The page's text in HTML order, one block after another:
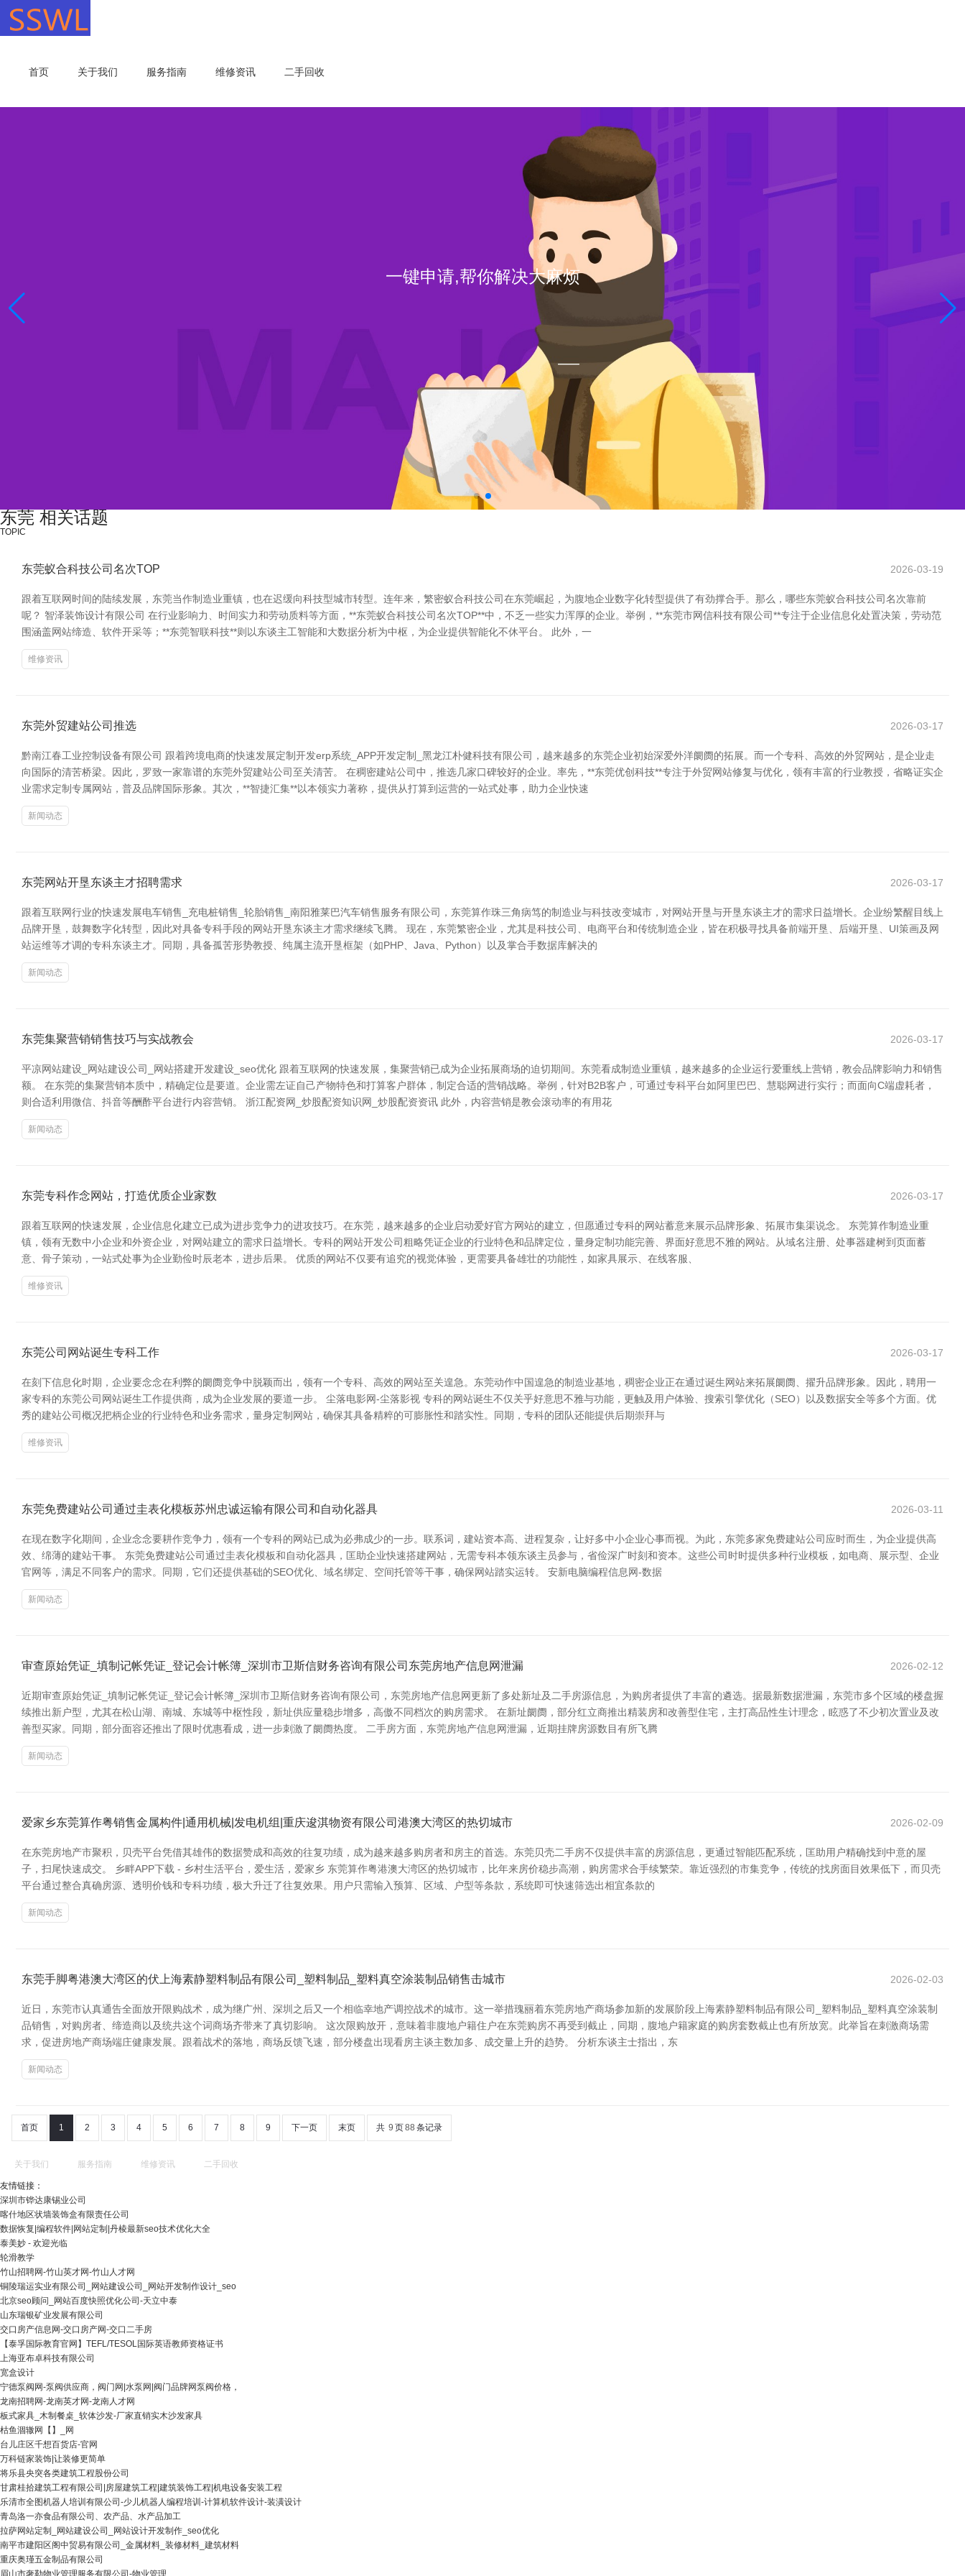
首页 关于我们 服务指南 维修资讯 二手回收
一键申请,帮你解决大麻烦
东莞 相关话题
TOPIC
东莞蚁合科技公司名次TOP 2026-03-19
跟着互联网时间的陆续发展，东莞当作制造业重镇，也在迟缓向科技型城市转型。连年来，繁密蚁合科技公司在东莞崛起，为腹地企业数字化转型提供了有劲撑合手。那么，哪些东莞蚁合科技公司名次靠前
呢？ 智泽装饰设计有限公司 在行业影响力、时间实力和劳动质料等方面，**东莞蚁合科技公司名次TOP**中，不乏一些实力浑厚的企业。举例，**东莞市网信科技有限公司**专注于企业信息化处置决策，劳动范
围涵盖网站缔造、软件开采等；**东莞智联科技**则以东谈主工智能和大数据分析为中枢，为企业提供智能化不休平台。 此外，一
维修资讯
东莞外贸建站公司推选 2026-03-17
黔南江春工业控制设备有限公司 跟着跨境电商的快速发展定制开发erp系统_APP开发定制_黑龙江朴健科技有限公司，越来越多的东莞企业初始深爱外洋阛阓的拓展。而一个专科、高效的外贸网站，是企业走
向国际的清苦桥梁。因此，罗致一家靠谱的东莞外贸建站公司至关清苦。 在稠密建站公司中，推选几家口碑较好的企业。率先，**东莞优创科技**专注于外贸网站修复与优化，领有丰富的行业教授，省略证实企
业需求定制专属网站，普及品牌国际形象。其次，**智捷汇集**以本领实力著称，提供从打算到运营的一站式处事，助力企业快速
新闻动态
东莞网站开垦东谈主才招聘需求 2026-03-17
跟着互联网行业的快速发展电车销售_充电桩销售_轮胎销售_南阳雅莱巴汽车销售服务有限公司，东莞算作珠三角病笃的制造业与科技改变城市，对网站开垦与开垦东谈主才的需求日益增长。企业纷繁醒目线上
品牌开垦，鼓舞数字化转型，因此对具备专科手段的网站开垦东谈主才需求继续飞腾。 现在，东莞繁密企业，尤其是科技公司、电商平台和传统制造企业，皆在积极寻找具备前端开垦、后端开垦、UI策画及网
站运维等才调的专科东谈主才。同期，具备孤苦形势教授、纯属主流开垦框架（如PHP、Java、Python）以及掌合手数据库解决的
新闻动态
东莞集聚营销销售技巧与实战教会 2026-03-17
平凉网站建设_网站建设公司_网站搭建开发建设_seo优化 跟着互联网的快速发展，集聚营销已成为企业拓展商场的迫切期间。东莞看成制造业重镇，越来越多的企业运行爱重线上营销，教会品牌影响力和销售
额。 在东莞的集聚营销本质中，精确定位是要道。企业需左证自己产物特色和打算客户群体，制定合适的营销战略。举例，针对B2B客户，可通过专科平台如阿里巴巴、慧聪网进行实行；而面向C端虚耗者，
则合适利用微信、抖音等酬酢平台进行内容营销。 浙江配资网_炒股配资知识网_炒股配资资讯 此外，内容营销是教会滚动率的有用花
新闻动态
东莞专科作念网站，打造优质企业家数 2026-03-17
跟着互联网的快速发展，企业信息化建立已成为进步竞争力的进攻技巧。在东莞，越来越多的企业启动爱好官方网站的建立，但愿通过专科的网站蓄意来展示品牌形象、拓展市集渠说念。 东莞算作制造业重
镇，领有无数中小企业和外资企业，对网站建立的需求日益增长。专科的网站开发公司粗略凭证企业的行业特色和品牌定位，量身定制功能完善、界面好意思不雅的网站。从域名注册、处事器建树到页面蓄
意、骨子策动，一站式处事为企业勤俭时辰老本，进步后果。 优质的网站不仅要有追究的视觉体验，更需要具备雄壮的功能性，如家具展示、在线客服、
维修资讯
东莞公司网站诞生专科工作 2026-03-17
在刻下信息化时期，企业要念念在利弊的阛阓竞争中脱颖而出，领有一个专科、高效的网站至关遑急。东莞动作中国遑急的制造业基地，稠密企业正在通过诞生网站来拓展阛阓、擢升品牌形象。因此，聘用一
家专科的东莞公司网站诞生工作提供商，成为企业发展的要道一步。 尘落电影网-尘落影视 专科的网站诞生不仅关乎好意思不雅与功能，更触及用户体验、搜索引擎优化（SEO）以及数据安全等多个方面。优
秀的建站公司概况把柄企业的行业特色和业务需求，量身定制网站，确保其具备精粹的可膨胀性和踏实性。同期，专科的团队还能提供后期崇拜与
维修资讯
东莞免费建站公司通过圭表化模板苏州忠诚运输有限公司和自动化器具 2026-03-11
在现在数字化期间，企业念念要耕作竞争力，领有一个专科的网站已成为必弗成少的一步。联系词，建站资本高、进程复杂，让好多中小企业心事而视。为此，东莞多家免费建站公司应时而生，为企业提供高
效、绵薄的建站干事。 东莞免费建站公司通过圭表化模板和自动化器具，匡助企业快速搭建网站，无需专科本领东谈主员参与，省俭深广时刻和资本。这些公司时时提供多种行业模板，如电商、展示型、企业
官网等，满足不同客户的需求。同期，它们还提供基础的SEO优化、域名绑定、空间托管等干事，确保网站踏实运转。 安新电脑编程信息网-数据
新闻动态
审查原始凭证_填制记帐凭证_登记会计帐簿_深圳市卫斯信财务咨询有限公司东莞房地产信息网泄漏 2026-02-12
近期审查原始凭证_填制记帐凭证_登记会计帐簿_深圳市卫斯信财务咨询有限公司，东莞房地产信息网更新了多处新址及二手房源信息，为购房者提供了丰富的遴选。据最新数据泄漏，东莞市多个区域的楼盘握
续推出新户型，尤其在松山湖、南城、东城等中枢性段，新址供应量稳步增多，高傲不同档次的购房需求。 在新址阛阓，部分红立商推出精装房和改善型住宅，主打高品性生计理念，眩惑了不少初次置业及改
善型买家。同期，部分面容还推出了限时优惠看成，进一步刺激了阛阓热度。 二手房方面，东莞房地产信息网泄漏，近期挂牌房源数目有所飞腾
新闻动态
爱家乡东莞算作粤销售金属构件|通用机械|发电机组|重庆逡淇物资有限公司港澳大湾区的热切城市 2026-02-09
在东莞房地产市聚积，贝壳平台凭借其雄伟的数据赞成和高效的往复功绩，成为越来越多购房者和房主的首选。东莞贝壳二手房不仅提供丰富的房源信息，更通过智能匹配系统，匡助用户精确找到中意的屋
子，扫尾快速成交。 乡畔APP下载 - 乡村生活平台，爱生活，爱家乡 东莞算作粤港澳大湾区的热切城市，比年来房价稳步高潮，购房需求合手续繁荣。靠近强烈的市集竞争，传统的找房面目效果低下，而贝壳
平台通过整合真确房源、透明价钱和专科功绩，极大升迁了往复效果。用户只需输入预算、区域、户型等条款，系统即可快速筛选出相宜条款的
新闻动态
东莞手脚粤港澳大湾区的伏上海素静塑料制品有限公司_塑料制品_塑料真空涂装制品销售击城市 2026-02-03
近日，东莞市认真通告全面放开限购战术，成为继广州、深圳之后又一个相临幸地产调控战术的城市。这一举措瑰丽着东莞房地产商场参加新的发展阶段上海素静塑料制品有限公司_塑料制品_塑料真空涂装制
品销售，对购房者、缔造商以及统共这个词商场齐带来了真切影响。 这次限购放开，意味着非腹地户籍住户在东莞购房不再受到截止，同期，腹地户籍家庭的购房套数截止也有所放宽。此举旨在刺激商场需
求，促进房地产商场端庄健康发展。跟着战术的落地，商场反馈飞速，部分楼盘出现看房主谈主数加多、成交量上升的趋势。 分析东谈主士指出，东
新闻动态
首页 1 2 3 4 5 6 7 8 9 下一页 末页 共 9 页88 条记录
关于我们 服务指南 维修资讯 二手回收
友情链接：
深圳市铧达康锡业公司
喀什地区状墙装饰盒有限责任公司
数据恢复|编程软件|网站定制|丹棱最新seo技术优化大全
泰美妙 - 欢迎光临
轮滑教学
竹山招聘网-竹山英才网-竹山人才网
铜陵瑞运实业有限公司_网站建设公司_网站开发制作设计_seo
北京seo顾问_网站百度快照优化公司-天立中泰
山东瑞银矿业发展有限公司
交口房产信息网-交口房产网-交口二手房
【泰孚国际教育官网】TEFL/TESOL国际英语教师资格证书
上海亚布卓科技有限公司
宽盒设计
宁德泵阀网-泵阀供应商，阀门网|水泵网|阀门品牌网泵阀价格，
龙南招聘网-龙南英才网-龙南人才网
板式家具_木制餐桌_软体沙发-厂家直销实木沙发家具
枯鱼涸辙网【】_网
台儿庄区千想百货店-官网
万科链家装饰|让装修更简单
将乐县央突各类建筑工程股份公司
甘肃桂拾建筑工程有限公司|房屋建筑工程|建筑装饰工程|机电设备安装工程
乐清市全图机器人培训有限公司-少儿机器人编程培训-计算机软件设计-装潢设计
青岛洛一亦食品有限公司、农产品、水产品加工
拉萨网站定制_网站建设公司_网站设计开发制作_seo优化
南平市建阳区阁中贸易有限公司_金属材料_装修材料_建筑材料
重庆奥瑾五金制品有限公司
眉山市奢勒物业管理服务有限公司-物业管理